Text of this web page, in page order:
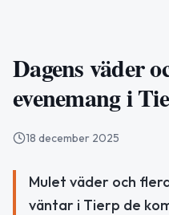
Dagens väder
evenemang i
18 december 2025
Mulet väder och
väntar i Tierp de